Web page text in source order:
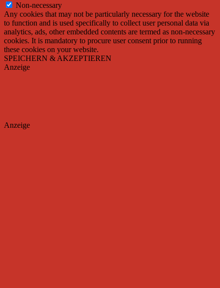
Non-necessary
Any cookies that may not be particularly necessary for the website
to function and is used specifically to collect user personal data via
analytics, ads, other embedded contents are termed as non-necessary
cookies. It is mandatory to procure user consent prior to running
these cookies on your website.
SPEICHERN & AKZEPTIEREN
Anzeige
Anzeige